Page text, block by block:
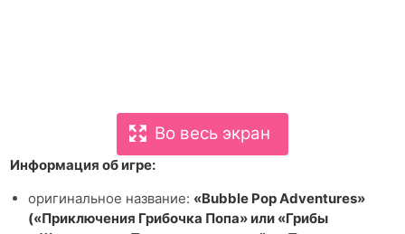
Во весь экран
Информация об игре:
оригинальное название: «Bubble Pop Adventures»
(«Приключения Грибочка Попа» или «Грибы